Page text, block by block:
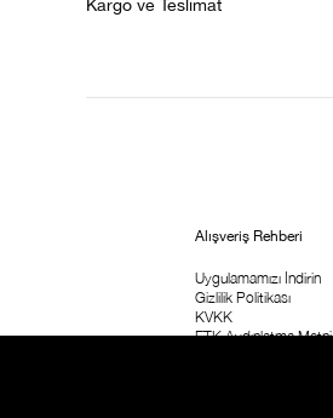
Kargo ve Teslimat
Alışveriş Rehberi
Uygulamamızı İndirin
Gizlilik Politikası
KVKK
ETK Aydınlatma Metni